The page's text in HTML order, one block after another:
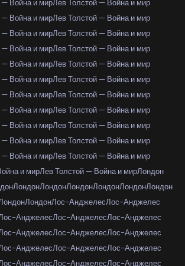
— Война и мирЛев Толстой — Война и мир
— Война и мирЛев Толстой — Война и мир
— Война и мирЛев Толстой — Война и мир
— Война и мирЛев Толстой — Война и мир
— Война и мирЛев Толстой — Война и мир
— Война и мирЛев Толстой — Война и мир
— Война и мирЛев Толстой — Война и мир
— Война и мирЛев Толстой — Война и мир
— Война и мирЛев Толстой — Война и мир
— Война и мирЛев Толстой — Война и мир
— Война и мирЛев Толстой — Война и мир
и мирЛев Толстой — Война и мирЛондон
ЛондонЛондонЛондонЛондонЛондонЛондон
ЛондонЛос-АнджелесЛос-Анджелес
АнджелесЛос-АнджелесЛос-Анджелес
АнджелесЛос-АнджелесЛос-Анджелес
АнджелесЛос-АнджелесЛос-Анджелес
АнджелесЛос-АнджелесЛос-Анджелес